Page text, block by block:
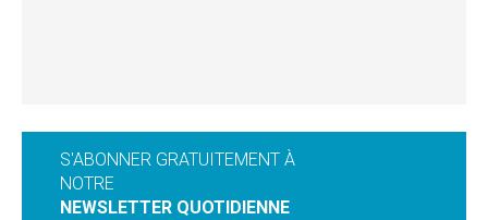
S'ABONNER GRATUITEMENT À
NOTRE
NEWSLETTER QUOTIDIENNE